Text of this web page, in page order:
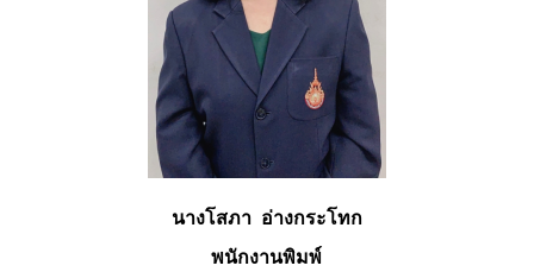
นางโสภา อ่างกระโทก
พนักงานพิมพ์